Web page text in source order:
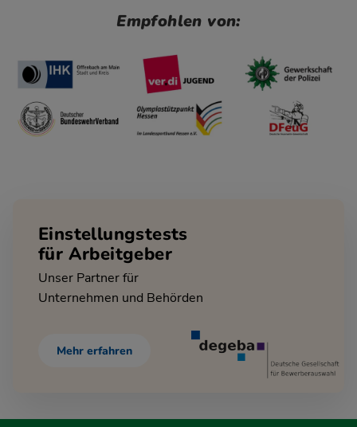
Empfohlen von:
Einstellungstests
für Arbeitgeber
Unser Partner für
Unternehmen und Behörden
Mehr erfahren